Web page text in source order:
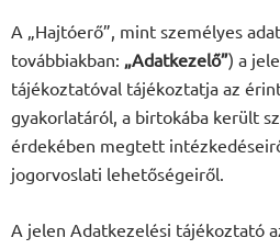
A „Hajtóerő”, mint személyes
továbbiakban: „Adatkezelő”) a
tájékoztatóval tájékoztatja az
gyakorlatáról, a birtokába került
érdekében megtett
jogorvoslati lehetőségeiről.
A jelen Adatkezelési tájékoztató